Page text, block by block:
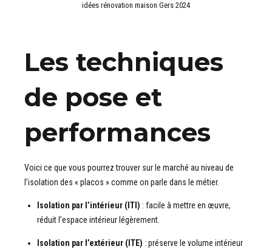
idées rénovation maison Gers 2024
Les techniques
de pose et
performances
Voici ce que vous pourrez trouver sur le marché au niveau de
l’isolation des « placos » comme on parle dans le métier.
Isolation par l’intérieur (ITI) : facile à mettre en œuvre,
réduit l’espace intérieur légèrement.
Isolation par l’extérieur (ITE) : préserve le volume intérieur